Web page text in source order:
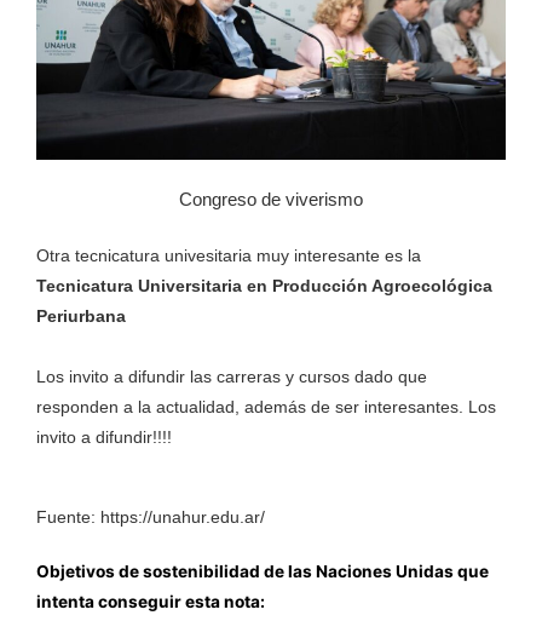
Congreso de viverismo
Otra tecnicatura univesitaria muy interesante es la
Tecnicatura Universitaria en Producción Agroecológica
Periurbana
Los invito a difundir las carreras y cursos dado que
responden a la actualidad, además de ser interesantes. Los
invito a difundir!!!!
Fuente: https://unahur.edu.ar/
Objetivos de sostenibilidad de las Naciones Unidas que
intenta conseguir esta nota: